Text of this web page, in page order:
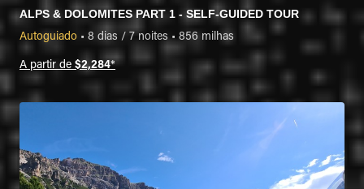
ALPS & DOLOMITES PART 1 - SELF-GUIDED TOUR
Autoguiado • 8 dias / 7 noites • 856 milhas
A partir de $2,284*